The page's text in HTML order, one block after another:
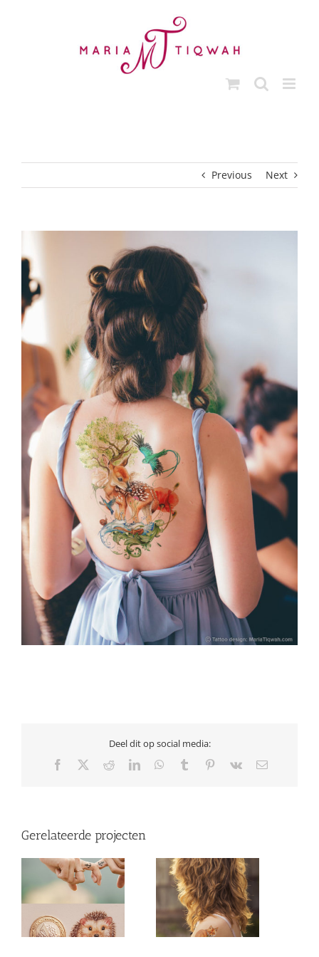
Previous Next
Deel dit op social media:
Facebook RedditLinkedInWhatsApp
Tumblr Pinterest
Vk
E-
Gerelateerde projecten
Tatoeage mini Tatoeage medium